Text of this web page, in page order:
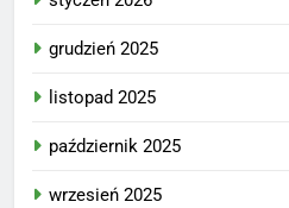
grudzień 2025
listopad 2025
październik 2025
wrzesień 2025